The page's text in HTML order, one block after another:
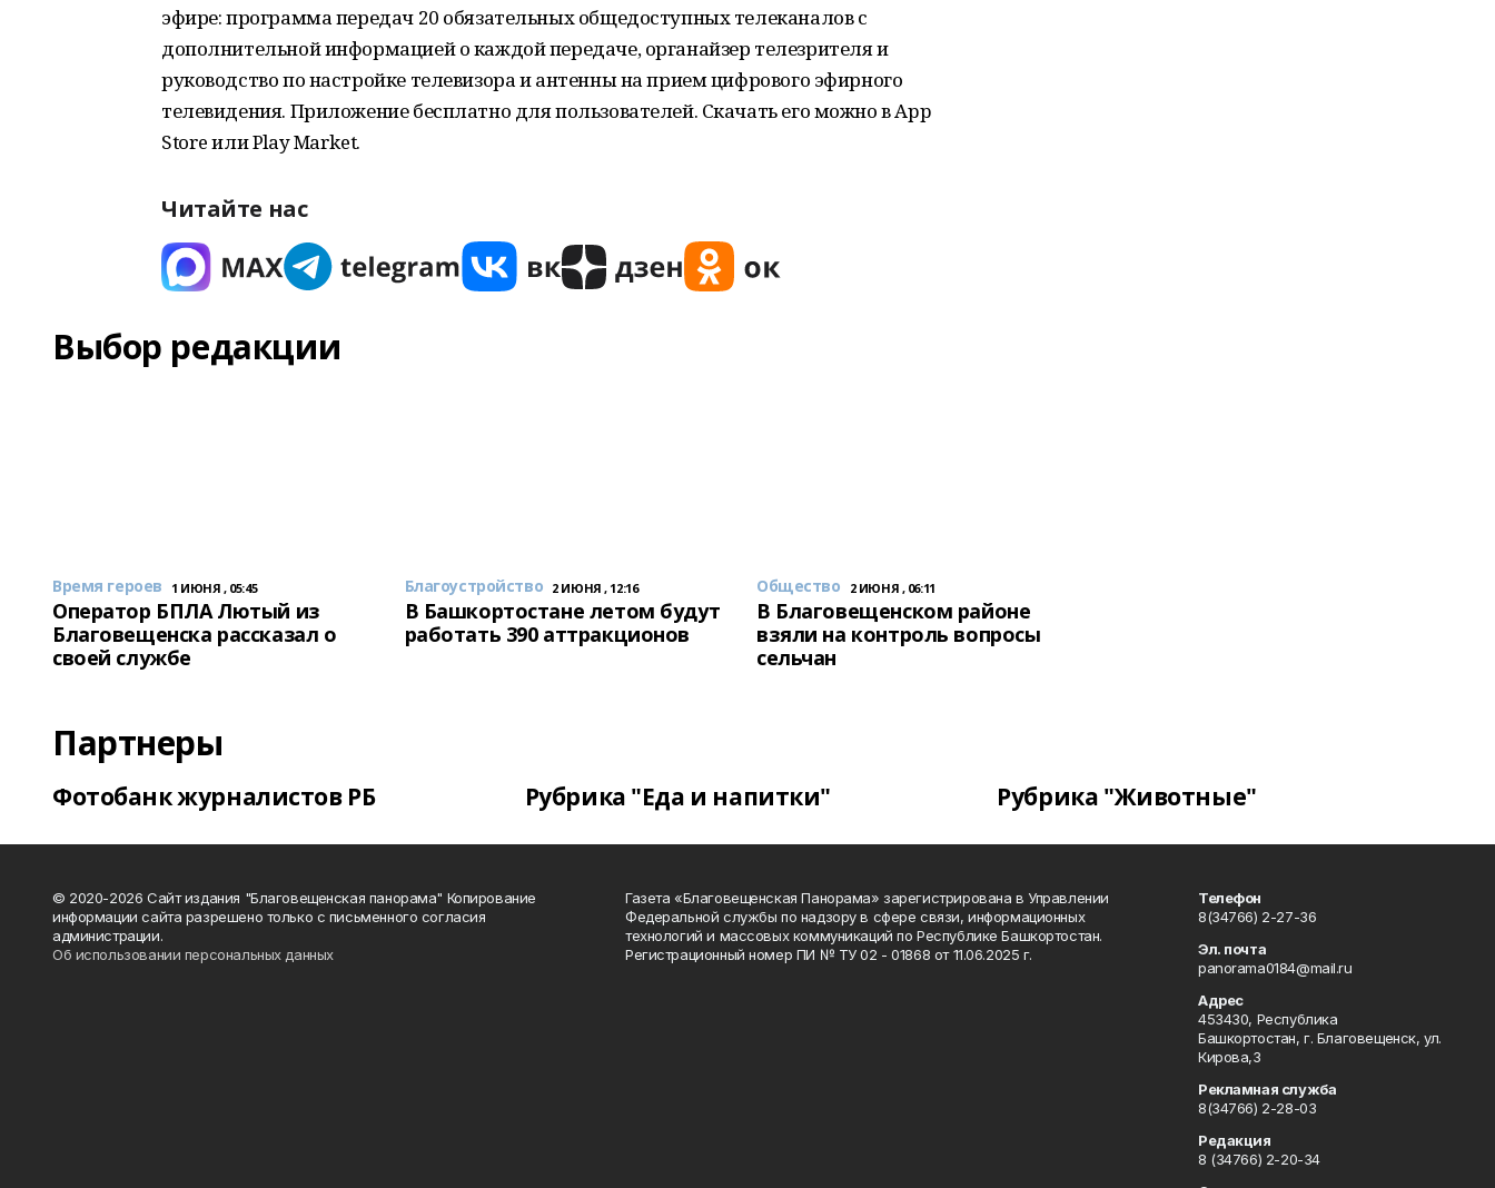
эфире: программа передач 20 обязательных общедоступных телеканалов с
дополнительной информацией о каждой передаче, органайзер телезрителя и
руководство по настройке телевизора и антенны на прием цифрового эфирного
телевидения. Приложение бесплатно для пользователей. Скачать его можно в App
Store или Play Market.
Читайте нас
Выбор редакции
Время героев 1 ИЮНЯ , 05:45
Оператор БПЛА Лютый из
Благовещенска рассказал о
своей службе
Благоустройство 2 ИЮНЯ , 12:16
В Башкортостане летом будут
работать 390 аттракционов
Общество 2 ИЮНЯ , 06:11
В Благовещенском районе
взяли на контроль вопросы
сельчан
Партнеры
Фотобанк журналистов РБ Рубрика "Еда и напитки" Рубрика "Животные"
© 2020-2026 Сайт издания "Благовещенская панорама" Копирование
информации сайта разрешено только с письменного согласия
администрации.
Об использовании персональных данных
Газета «Благовещенская Панорама» зарегистрирована в Управлении
Федеральной службы по надзору в сфере связи, информационных
технологий и массовых коммуникаций по Республике Башкортостан.
Регистрационный номер ПИ № ТУ 02 - 01868 от 11.06.2025 г.
Телефон
8(34766) 2-27-36
Эл. почта
panorama0184@mail.ru
Адрес
453430, Республика
Башкортостан, г. Благовещенск, ул.
Кирова,3
Рекламная служба
8(34766) 2-28-03
Редакция
8 (34766) 2-20-34